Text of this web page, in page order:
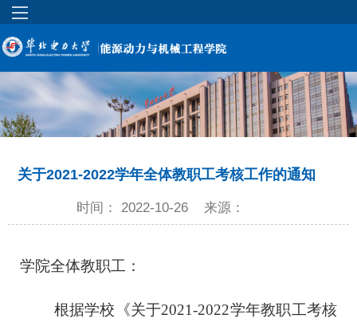
关于2021-2022学年全体教职工考核工作的通知
时间： 2022-10-26 来源：
学院全体教职工 ：
根据学校《关于2021-2022学年教职工考核